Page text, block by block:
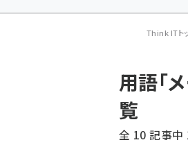
ン
く
ず
Think ITト
用語「
覧
全 10 記事中